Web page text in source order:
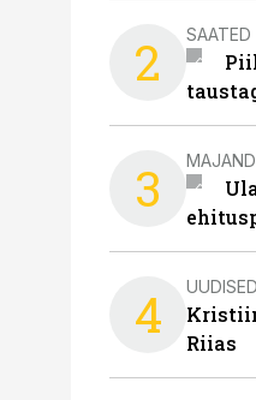
2 SAATED
3
4 UUDISED
Riias